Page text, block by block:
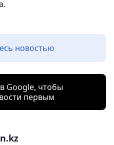
новостью
Google, чтобы
первым